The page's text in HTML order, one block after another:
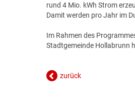
rund 4 Mio. kWh Strom
Damit werden pro Jahr im
Im Rahmen des
Stadtgemeinde Hollabrunn
zurück